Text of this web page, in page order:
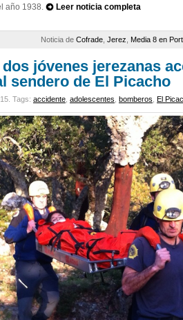
año 1938.
Leer noticia completa
Noticia de Cofrade Jerez Media 8 en
jóvenes jerezanas
sendero de El Picacho
Tags: accidente adolescentes bomberos El